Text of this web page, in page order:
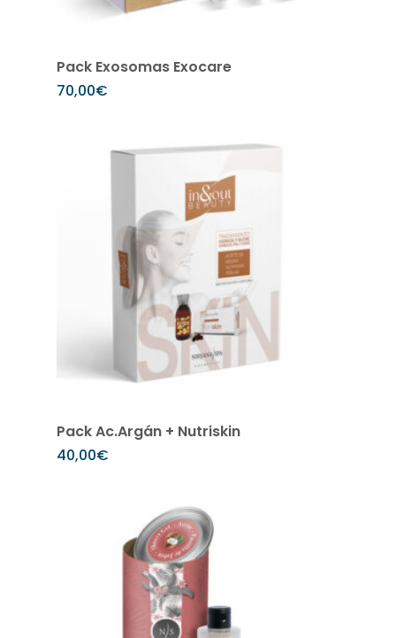
Añadir al carrito
Pack Exosomas Exocare
70,00€
Leer más
Pack Ac.Argán + Nutriskin
40,00€